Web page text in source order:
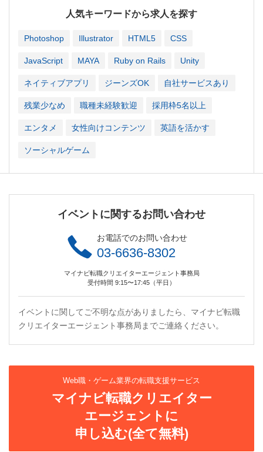
人気キーワードから求人を探す
Photoshop Illustrator HTML5 CSS
JavaScript MAYA Ruby on Rails Unity
ネイティブアプリ ジーンズOK 自社サービスあり
残業少なめ 職種未経験歓迎 採用枠5名以上
エンタメ 女性向けコンテンツ 英語を活かす
ソーシャルゲーム
イベントに関するお問い合わせ
お電話でのお問い合わせ
03-6636-8302
マイナビ転職クリエイターエージェント事務局
受付時間 9:15〜17:45（平日）
イベントに関してご不明な点がありましたら、マイナビ転職
クリエイターエージェント事務局までご連絡ください。
Web職・ゲーム業界の転職支援サービス
マイナビ転職クリエイター
エージェントに
申し込む(全て無料)